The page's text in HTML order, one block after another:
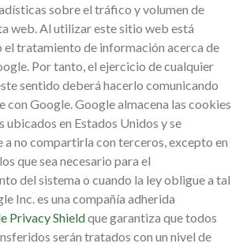
sobre el tráfico y volumen de
web. Al utilizar este sitio web está
el tratamiento de información acerca de
Por tanto, el ejercicio de cualquier
sentido deberá hacerlo comunicando
con Google. Google almacena las cookies
ubicados en Estados Unidos y se
no compartirla con terceros, excepto en
que sea necesario para el
del sistema o cuando la ley obligue a tal
Inc. es una compañía adherida
Privacy Shieldque garantiza que todos
serán tratados con un nivel de